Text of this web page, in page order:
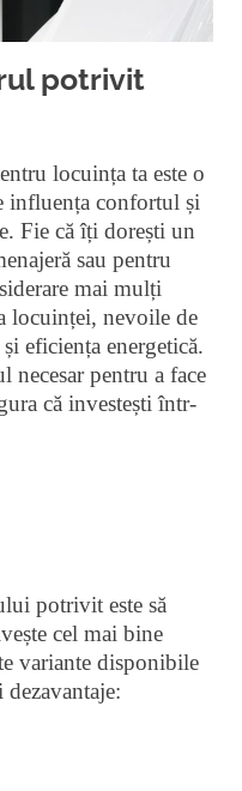
potrivit
locuința ta este o
influența confortul și
Fie că îți dorești un
sau pentru
mai mulți
locuinței, nevoile de
eficiența energetică.
pentru a face
că investești într-
potrivit este să
cel mai bine
variante disponibile
dezavantaje: